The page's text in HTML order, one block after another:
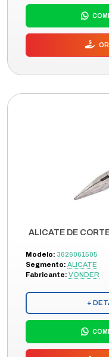
ALICATE DE
Modelo: 3626061505
Segmento: ALICATE
Fabricante: VONDER
+